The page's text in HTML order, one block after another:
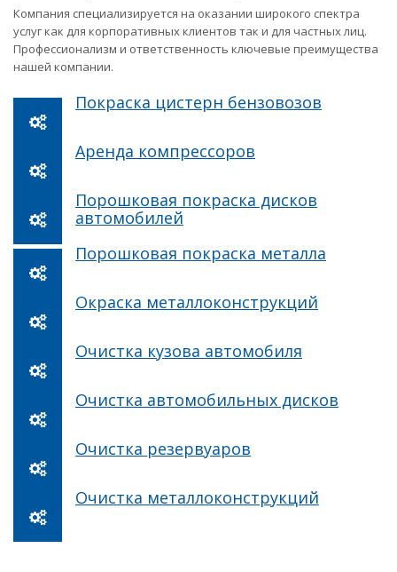
Компания специализируется на оказании широкого спектра
услуг как для корпоративных клиентов так и для частных лиц.
Профессионализм и ответственность ключевые преимущества
нашей компании.
Покраска цистерн бензовозов
Аренда компрессоров
Порошковая покраска дисков
автомобилей
Порошковая покраска металла
Окраска металлоконструкций
Очистка кузова автомобиля
Очистка автомобильных дисков
Очистка резервуаров
Очистка металлоконструкций